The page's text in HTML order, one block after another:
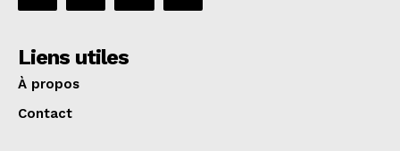
Liens utiles
À propos
Contact